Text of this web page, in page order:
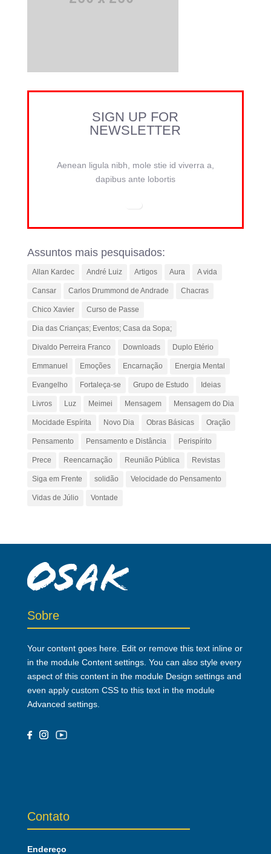
SIGN UP FOR
NEWSLETTER
Aenean ligula nibh, mole stie id viverra a,
dapibus ante lobortis
Assuntos mais pesquisados:
Allan Kardec André Luiz Artigos Aura A vida
Cansar Carlos Drummond de Andrade Chacras
Chico Xavier Curso de Passe
Dia das Crianças; Eventos; Casa da Sopa;
Divaldo Perreira Franco Downloads Duplo Etério
Emmanuel Emoções Encarnação Energia Mental
Evangelho Fortaleça-se Grupo de Estudo Ideias
Livros Luz Meimei Mensagem Mensagem do Dia
Mocidade Espírita Novo Dia Obras Básicas Oração
Pensamento Pensamento e Distância Perispírito
Prece Reencarnação Reunião Pública Revistas
Siga em Frente solidão Velocidade do Pensamento
Vidas de Júlio Vontade
Sobre
Your content goes here. Edit or remove this text inline or
in the module Content settings. You can also style every
aspect of this content in the module Design settings and
even apply custom CSS to this text in the module
Advanced settings.
Contato
Endereço